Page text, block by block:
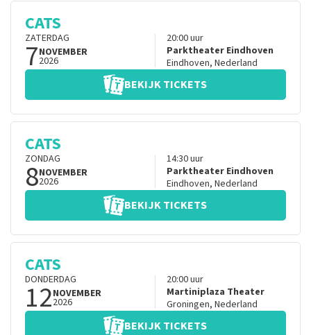
CATS
ZATERDAG
7NOVEMBER
2026
20:00uur
Parktheater Eindhoven
Eindhoven, Nederland
BEKIJK TICKETS
CATS
ZONDAG
8NOVEMBER
2026
14:30uur
Parktheater Eindhoven
Eindhoven, Nederland
BEKIJK TICKETS
CATS
DONDERDAG
12NOVEMBER
2026
20:00uur
Martiniplaza Theater
Groningen, Nederland
BEKIJK TICKETS